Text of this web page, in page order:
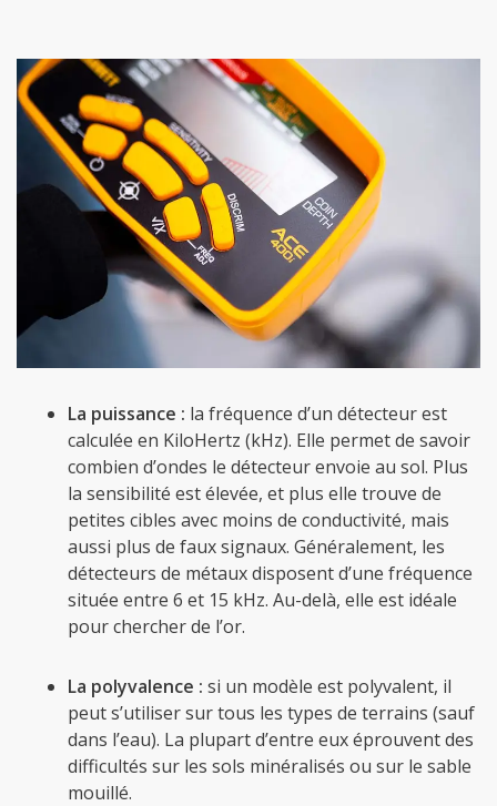
La puissance : la fréquence d’un détecteur est
calculée en KiloHertz (kHz). Elle permet de savoir
combien d’ondes le détecteur envoie au sol. Plus
la sensibilité est élevée, et plus elle trouve de
petites cibles avec moins de conductivité, mais
aussi plus de faux signaux. Généralement, les
détecteurs de métaux disposent d’une fréquence
située entre 6 et 15 kHz. Au-delà, elle est idéale
pour chercher de l’or.
La polyvalence : si un modèle est polyvalent, il
peut s’utiliser sur tous les types de terrains (sauf
dans l’eau). La plupart d’entre eux éprouvent des
difficultés sur les sols minéralisés ou sur le sable
mouillé.